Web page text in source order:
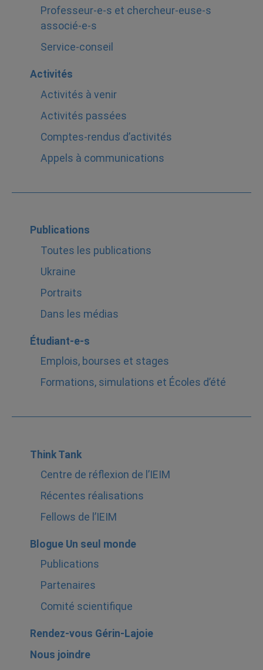
Professeur-e-s et chercheur-euse-s
associé-e-s
Service-conseil
Activités
Activités à venir
Activités passées
Comptes-rendus d’activités
Appels à communications
Publications
Toutes les publications
Ukraine
Portraits
Dans les médias
Étudiant-e-s
Emplois, bourses et stages
Formations, simulations et Écoles d’été
Think Tank
Centre de réflexion de l’IEIM
Récentes réalisations
Fellows de l’IEIM
Blogue Un seul monde
Publications
Partenaires
Comité scientifique
Rendez-vous Gérin-Lajoie
Nous joindre